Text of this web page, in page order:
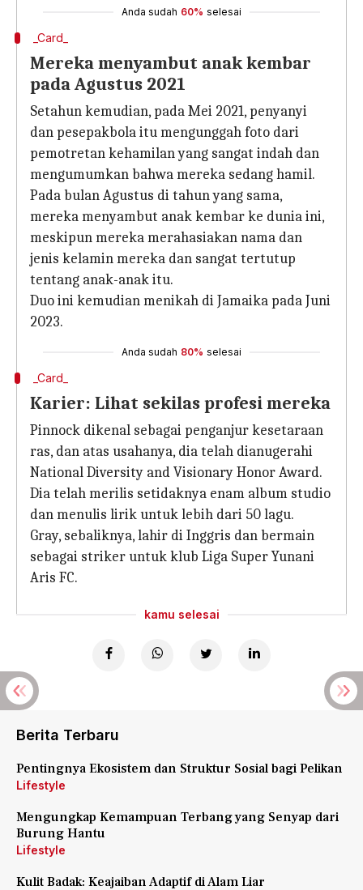
Anda sudah 60% selesai
_Card_
Mereka menyambut anak kembar
pada Agustus 2021
Setahun kemudian, pada Mei 2021, penyanyi
dan pesepakbola itu mengunggah foto dari
pemotretan kehamilan yang sangat indah dan
mengumumkan bahwa mereka sedang hamil.
Pada bulan Agustus di tahun yang sama,
mereka menyambut anak kembar ke dunia ini,
meskipun mereka merahasiakan nama dan
jenis kelamin mereka dan sangat tertutup
tentang anak-anak itu.
Duo ini kemudian menikah di Jamaika pada Juni
2023.
Anda sudah 80% selesai
_Card_
Karier: Lihat sekilas profesi mereka
Pinnock dikenal sebagai penganjur kesetaraan
ras, dan atas usahanya, dia telah dianugerahi
National Diversity and Visionary Honor Award.
Dia telah merilis setidaknya enam album studio
dan menulis lirik untuk lebih dari 50 lagu.
Gray, sebaliknya, lahir di Inggris dan bermain
sebagai striker untuk klub Liga Super Yunani
Aris FC.
kamu selesai
Berita Terbaru
Pentingnya Ekosistem dan Struktur Sosial bagi Pelikan
Lifestyle
Mengungkap Kemampuan Terbang yang Senyap dari
Burung Hantu
Lifestyle
Kulit Badak: Keajaiban Adaptif di Alam Liar